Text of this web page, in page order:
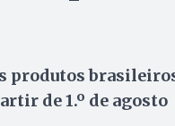
produtos
de 1.º de agosto